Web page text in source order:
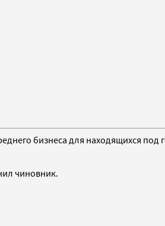
бизнеса для находящихся под
чиновник.